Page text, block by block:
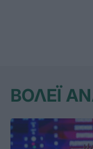
ΒΟΛΕΪ